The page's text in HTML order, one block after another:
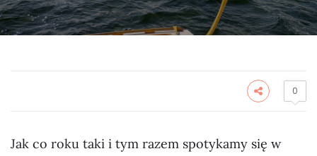
0
Jak co roku taki i tym razem spotykamy się w